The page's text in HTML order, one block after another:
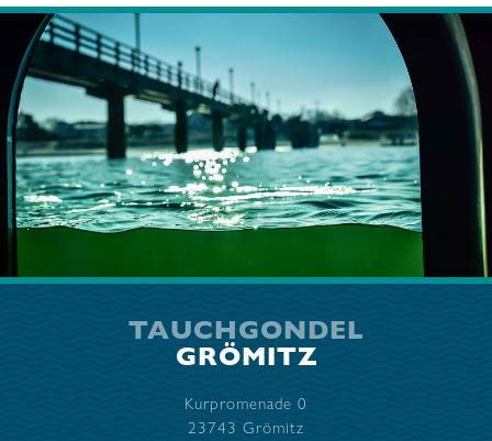
TAUCHGONDEL
GRÖMITZ
Kurpromenade 0
23743 Grömitz